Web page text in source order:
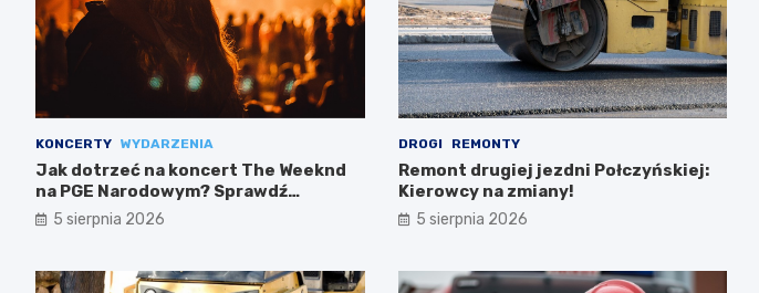
KONCERTY WYDARZENIA
Jak dotrzeć na koncert The Weeknd
na PGE Narodowym? Sprawdź
najlepsze opcje transportu!
5 sierpnia 2026
DROGI REMONTY
Remont drugiej jezdni Połczyńskiej:
Kierowcy na zmiany!
5 sierpnia 2026